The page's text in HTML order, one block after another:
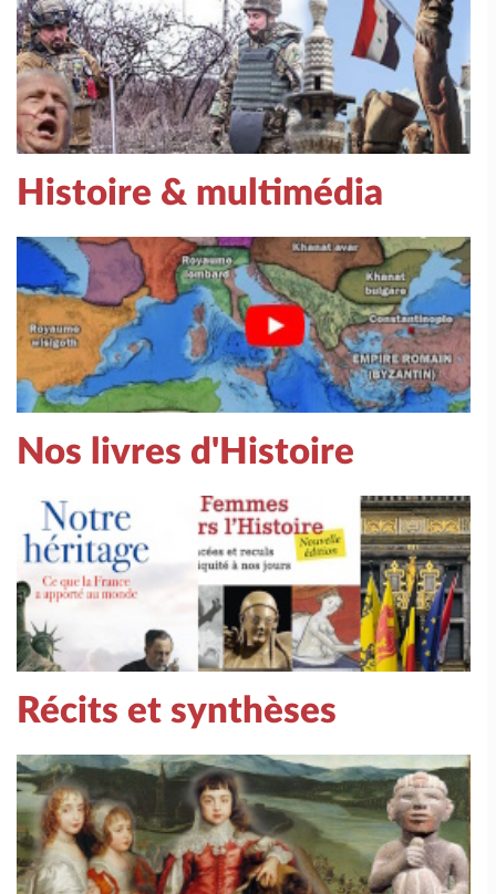
Histoire & multimédia
Nos livres d'Histoire
Récits et synthèses